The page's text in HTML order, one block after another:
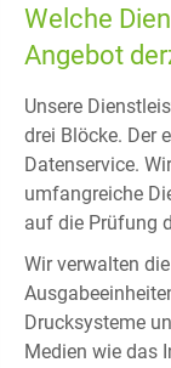
Welche
Angebot
Unsere
drei Blöcke. Der
Datenservice.
umfangreiche
auf die Prüfung
Wir verwalten
Drucksysteme
Medien wie das